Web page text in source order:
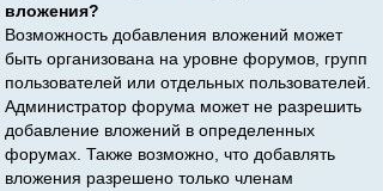
вложения?
Возможность добавления вложений может
быть организована на уровне форумов, групп
пользователей или отдельных пользователей.
Администратор форума может не разрешить
добавление вложений в определенных
форумах. Также возможно, что добавлять
вложения разрешено только членам